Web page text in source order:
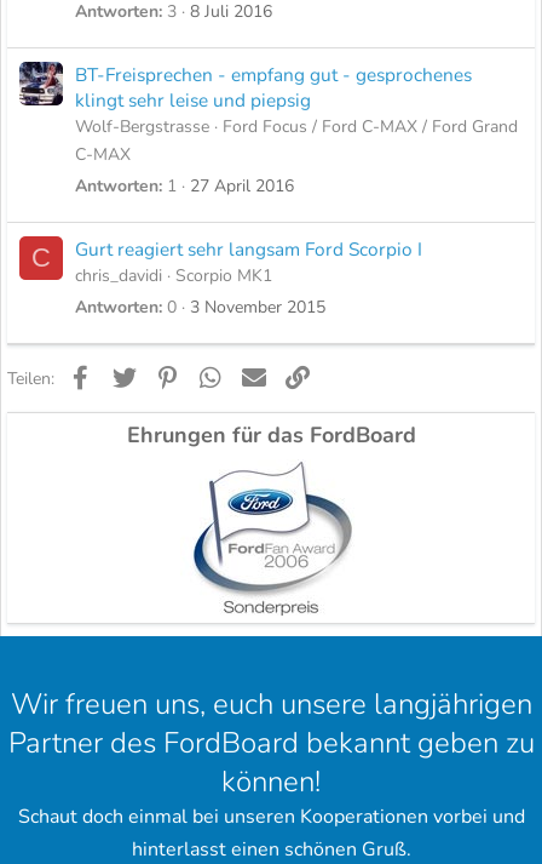
Antworten 3 8 Juli 2016
BT-Freisprechen - empfang gut - gesprochenes
klingt sehr leise und piepsig
Wolf-Bergstrasse
Ford Focus / Ford C-MAX / Ford Grand
C-MAX
Antworten 1 27 April 2016
C Gurt reagiert sehr langsam Ford Scorpio I
chris_davidi
Scorpio MK1
Antworten 0 3 November 2015
Teilen: FacebookTwitter PinterestWhatsApp
E-Mail
Ehrungen für das FordBoard
Wir freuen uns, euch unsere langjährigen
Partner des FordBoard bekannt geben zu
können!
Schaut doch einmal bei unseren Kooperationen vorbei und
hinterlasst einen schönen Gruß.